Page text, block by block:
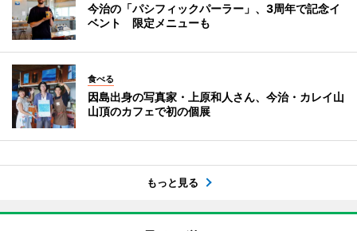
今治の「パシフィックパーラー」、3周年で記念イ
ベント 限定メニューも
食べる
因島出身の写真家・上原和人さん、今治・カレイ山
山頂のカフェで初の個展
もっと見る